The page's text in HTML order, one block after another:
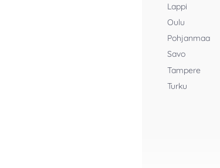
Lappi
Oulu
Pohjanmaa
Savo
Tampere
Turku